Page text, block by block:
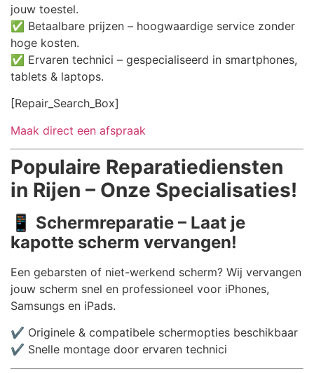
jouw toestel.
✅ Betaalbare prijzen – hoogwaardige service zonder
hoge kosten.
✅ Ervaren technici – gespecialiseerd in smartphones,
tablets & laptops.
[Repair_Search_Box]
Maak direct een afspraak
Populaire Reparatiediensten
in Rijen – Onze Specialisaties!
📱 Schermreparatie – Laat je
kapotte scherm vervangen!
Een gebarsten of niet-werkend scherm? Wij vervangen
jouw scherm snel en professioneel voor iPhones,
Samsungs en iPads.
✔️ Originele & compatibele schermopties beschikbaar
✔️ Snelle montage door ervaren technici